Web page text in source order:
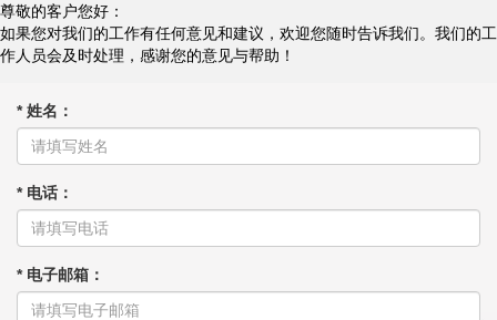
尊敬的客户您好：
如果您对我们的工作有任何意见和建议，欢迎您随时告诉我们。我们的工
作人员会及时处理，感谢您的意见与帮助！
* 姓名：
* 电话：
* 电子邮箱：